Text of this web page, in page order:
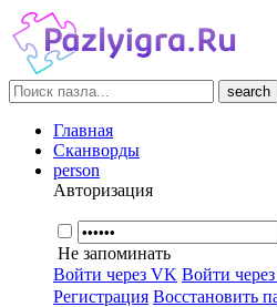
search
Главная
Сканворды
person
Авторизация
Не запоминать
Войти через VK Войти
Регистрация Восстановить